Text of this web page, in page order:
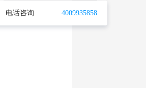
电话咨询 4009935858